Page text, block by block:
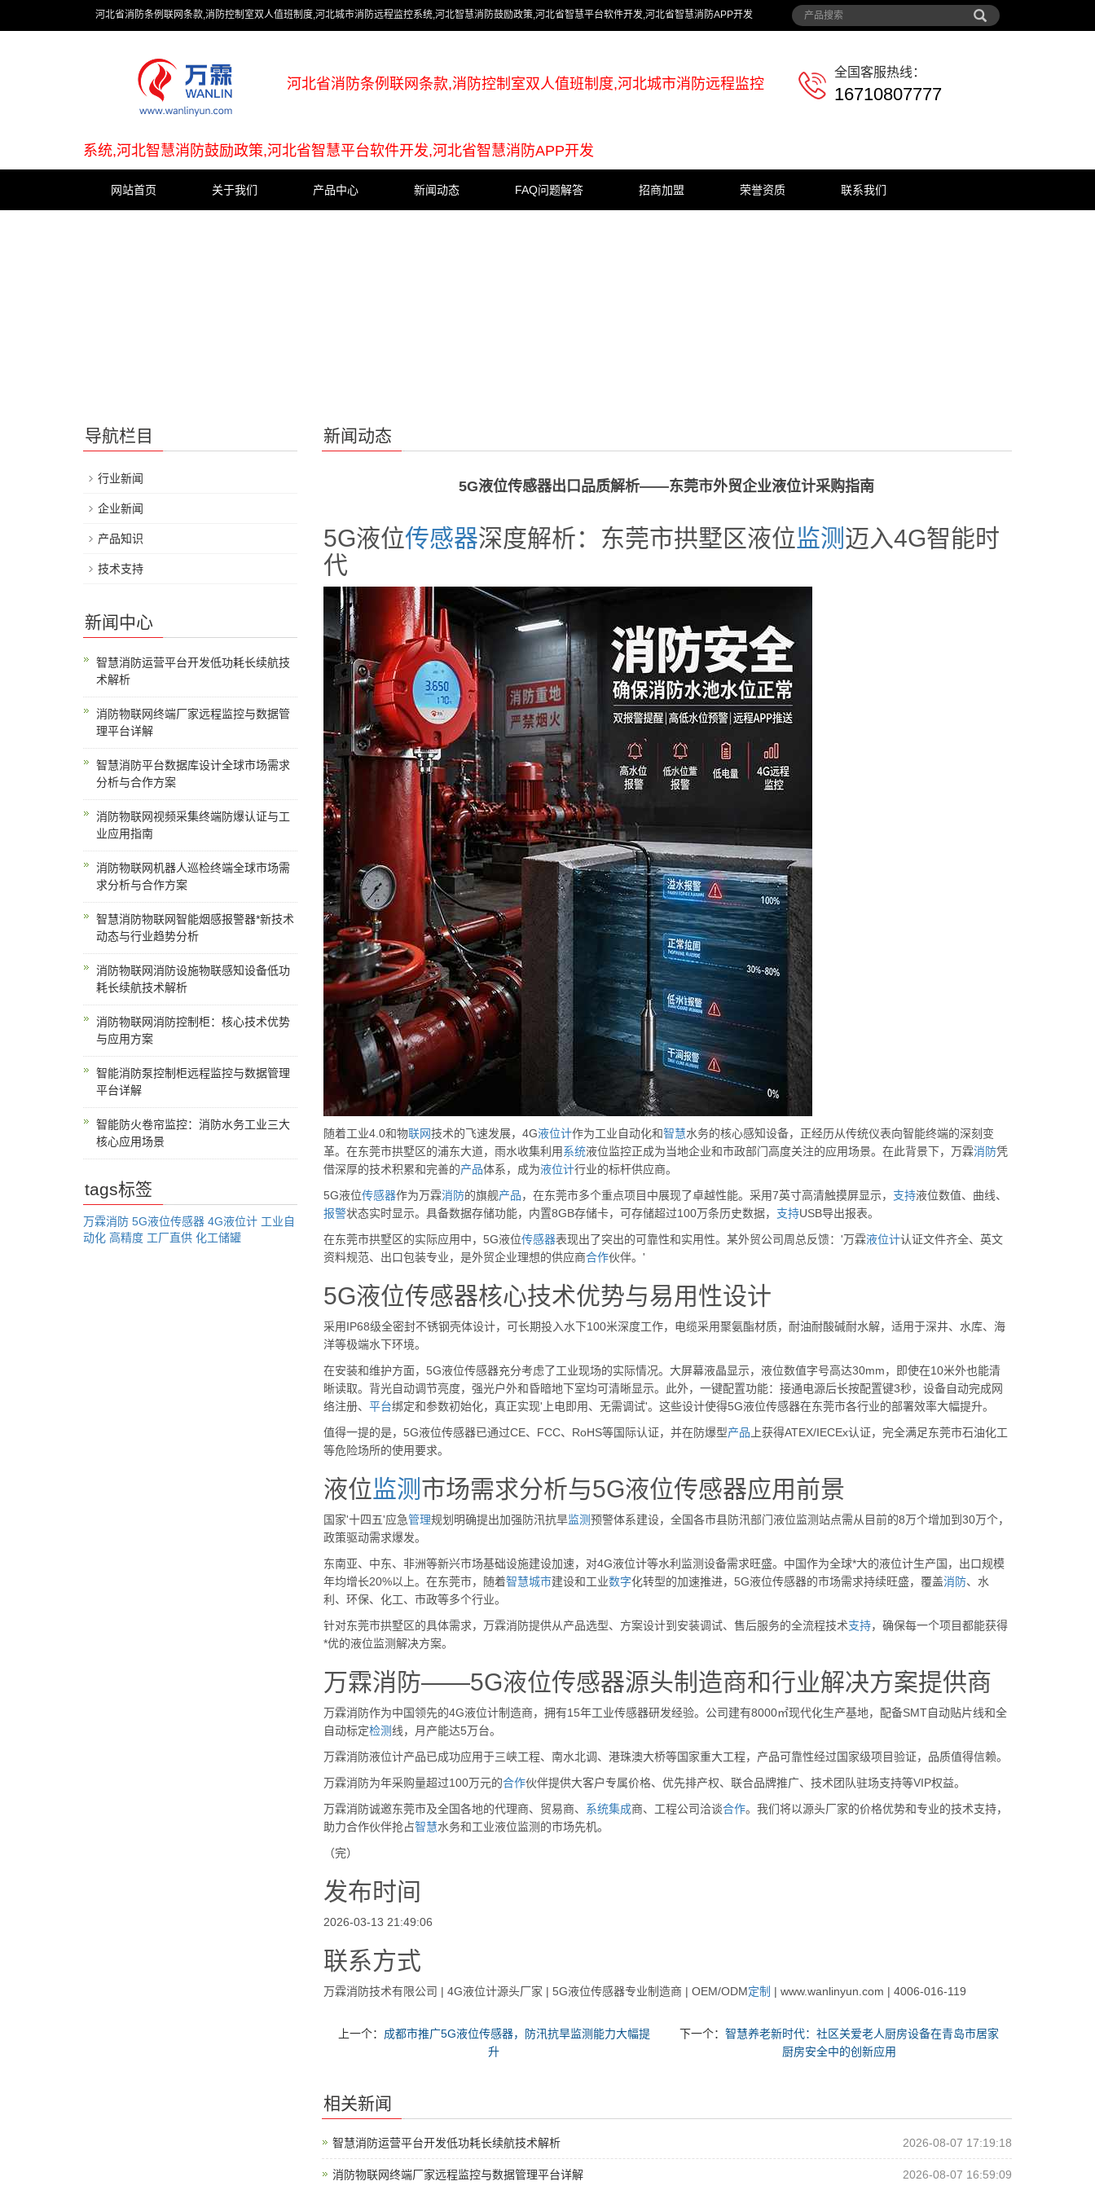
河北省消防条例联网条款,消防控制室双人值班制度,河北城市消防远程监控系统,河北智慧消防鼓励政策,河北省智慧平台软件开发,河北省智慧消防APP开发
河北省消防条例联网条款,消防控制室双人值班制度,河北城市消防远程监控
系统,河北智慧消防鼓励政策,河北省智慧平台软件开发,河北省智慧消防APP开发
全国客服热线：
16710807777
网站首页 关于我们 产品中心 新闻动态 FAQ问题解答 招商加盟 荣誉资质 联系我们
新闻动态
5G液位传感器出口品质解析——东莞市外贸企业液位计采购指南
5G液位传感器深度解析：东莞市拱墅区液位监测 迈入4G智能时
代
随着工业4.0和物联网技术的飞速发展，4G液位计作为工业自动化和智慧水务的核心感知设备，正经历从传统仪表向智能终端的深刻变
革。在东莞市拱墅区的浦东大道，雨水收集利用系统液位监控正成为当地企业和市政部门高度关注的应用场景。在此背景下，万霖消防凭
借深厚的技术积累和完善的产品体系，成为液位计行业的标杆供应商。
5G液位传感器作为万霖消防的旗舰产品，在东莞市多个重点项目中展现了卓越性能。采用7英寸高清触摸屏显示， 支持液位数值、曲线、
报警状态实时显示。具备数据存储功能，内置8GB存储卡，可存储超过100万条历史数据， 支持USB导出报表。
在东莞市拱墅区的实际应用中，5G液位传感器表现出了突出的可靠性和实用性。某外贸公司周总反馈：'万霖液位计认证文件齐全、英文
资料规范、出口包装专业，是外贸企业理想的供应商合作伙伴。'
5G液位传感器核心技术优势与易用性设计
采用IP68级全密封不锈钢壳体设计，可长期投入水下100米深度工作，电缆采用聚氨酯材质，耐油耐酸碱耐水解，适用于深井、水库、海
洋等极端水下环境。
在安装和维护方面，5G液位传感器充分考虑了工业现场的实际情况。大屏幕液晶显示，液位数值字号高达30mm，即使在10米外也能清
晰读取。背光自动调节亮度，强光户外和昏暗地下室均可清晰显示。此外，一键配置功能：接通电源后长按配置键3秒，设备自动完成网
络注册、 平台绑定和参数初始化，真正实现'上电即用、无需调试'。这些设计使得5G液位传感器在东莞市各行业的部署效率大幅提升。
值得一提的是，5G液位传感器已通过CE、FCC、RoHS等国际认证，并在防爆型产品 上获得ATEX/IECEx认证，完全满足东莞市石油化工
等危险场所的使用要求。
液位监测 市场需求分析与5G液位传感器应用前景
国家'十四五'应急管理规划明确提出加强防汛抗旱监测预警体系建设，全国各市县防汛部门液位监测站点需从目前的8万个增加到30万个，
政策驱动需求爆发。
东南亚、中东、非洲等新兴市场基础设施建设加速，对4G液位计等水利监测设备需求旺盛。中国作为全球*大的液位计生产国，出口规模
年均增长20%以上。在东莞市，随着智慧城市建设和工业数字化转型的加速推进，5G液位传感器的市场需求持续旺盛，覆盖消防、水
利、环保、化工、市政等多个行业。
针对东莞市拱墅区的具体需求，万霖消防提供从产品选型、方案设计到安装调试、售后服务的全流程技术支持，确保每一个项目都能获得
*优的液位监测解决方案。
万霖消防——5G液位传感器源头制造商和行业解决方案提供商
万霖消防作为中国领先的4G液位计制造商，拥有15年工业传感器研发经验。公司建有8000㎡现代化生产基地，配备SMT自动贴片线和全
自动标定检测线，月产能达5万台。
万霖消防液位计产品已成功应用于三峡工程、南水北调、港珠澳大桥等国家重大工程，产品可靠性经过国家级项目验证，品质值得信赖。
万霖消防为年采购量超过100万元的合作伙伴提供大客户专属价格、优先排产权、联合品牌推广、技术团队驻场支持等VIP权益。
万霖消防诚邀东莞市及全国各地的代理商、贸易商、 系统集成商、工程公司洽谈合作。我们将以源头厂家的价格优势和专业的技术支持，
助力合作伙伴抢占智慧水务和工业液位监测的市场先机。
（完）
发布时间
2026-03-13 21:49:06
联系方式
万霖消防技术有限公司 | 4G液位计源头厂家 | 5G液位传感器专业制造商 | OEM/ODM定制 | www.wanlinyun.com | 4006-016-119
上一个： 成都市推广5G液位传感器，防汛抗旱监测能力大幅提
升
下一个：智慧养老新时代：社区关爱老人厨房设备在青岛市居家
厨房安全中的创新应用
相关新闻
智慧消防运营平台开发低功耗长续航技术解析 2026-08-07 17:19:18
消防物联网终端厂家远程监控与数据管理平台详解 2026-08-07 16:59:09
导航栏目
行业新闻
企业新闻
产品知识
技术支持
新闻中心
智慧消防运营平台开发低功耗长续航技
术解析
消防物联网终端厂家远程监控与数据管
理平台详解
智慧消防平台数据库设计全球市场需求
分析与合作方案
消防物联网视频采集终端防爆认证与工
业应用指南
消防物联网机器人巡检终端全球市场需
求分析与合作方案
智慧消防物联网智能烟感报警器*新技术
动态与行业趋势分析
消防物联网消防设施物联感知设备低功
耗长续航技术解析
消防物联网消防控制柜：核心技术优势
与应用方案
智能消防泵控制柜远程监控与数据管理
平台详解
智能防火卷帘监控：消防水务工业三大
核心应用场景
tags标签
万霖消防 5G液位传感器 4G液位计 工业自
动化 高精度 工厂直供 化工储罐